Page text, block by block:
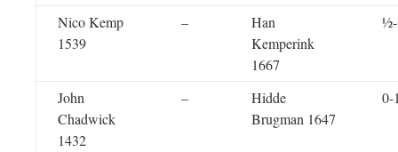
Nico Kemp
1539
–
Han
Kemperink
1667
John
Chadwick
1432
–
Hidde
Brugman 1647
0-